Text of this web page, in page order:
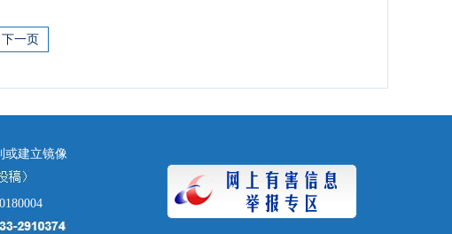
下一页
或建立镜像